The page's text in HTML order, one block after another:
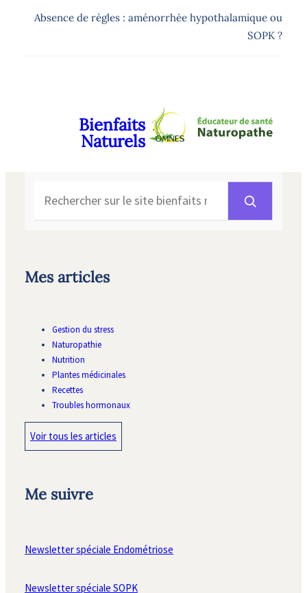
Absence de règles : aménorrhée hypothalamique ou
SOPK ?
Bienfaits
Naturels
Mes articles
Gestion du stress
Naturopathie
Nutrition
Plantes médicinales
Recettes
Troubles hormonaux
Voir tous les articles
Me suivre
Newsletter spéciale Endométriose
Newsletter spéciale SOPK